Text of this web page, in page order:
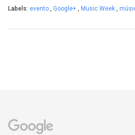
Labels: evento , Google+ , Music Week ,